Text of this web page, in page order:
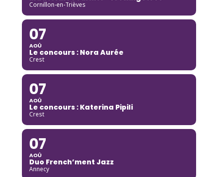
Cornillon-en-Trièves
07
AOÛ
Le concours : Nora Aurée
Crest
07
AOÛ
Le concours : Katerina Pipili
Crest
07
AOÛ
Duo French’ment Jazz
Annecy